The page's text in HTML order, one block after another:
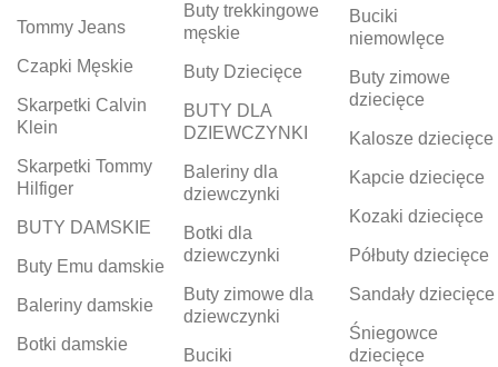
Tommy Jeans
Czapki Męskie
Skarpetki Calvin
Klein
Skarpetki Tommy
Hilfiger
BUTY DAMSKIE
Buty Emu damskie
Baleriny damskie
Botki damskie
Buty trekkingowe
męskie
Buty Dziecięce
BUTY DLA
DZIEWCZYNKI
Baleriny dla
dziewczynki
Botki dla
dziewczynki
Buty zimowe dla
dziewczynki
Buciki
Buciki
niemowlęce
Buty zimowe
dziecięce
Kalosze dziecięce
Kapcie dziecięce
Kozaki dziecięce
Półbuty dziecięce
Sandały dziecięce
Śniegowce
dziecięce